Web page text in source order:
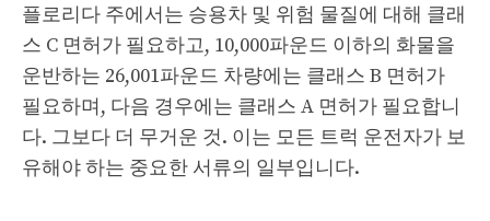
플로리다 주에서는 승용차 및 위험 물질에 대해 클래
스 C 면허가 필요하고, 10,000파운드 이하의 화물을
운반하는 26,001파운드 차량에는 클래스 B 면허가
필요하며, 다음 경우에는 클래스 A 면허가 필요합니
다. 그보다 더 무거운 것. 이는 모든 트럭 운전자가 보
유해야 하는 중요한 서류의 일부입니다.